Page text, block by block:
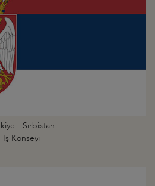
- Sırbistan
İş Konseyi